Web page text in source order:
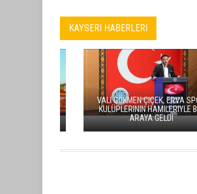
KAYSERI HABERLERI
KAMUOYUNA SAYGIYLA
DUYURULUR